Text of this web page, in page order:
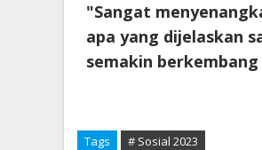
"Sangat
apa yang dijelaskan
semakin
Tags # Sosial 2023